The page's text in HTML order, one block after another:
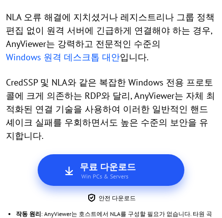
NLA 오류 해결에 지치셨거나 레지스트리나 그룹 정책
편집 없이 원격 서버에 긴급하게 연결해야 하는 경우,
AnyViewer는 강력하고 전문적인 수준의
Windows 원격 데스크톱 대안입니다.
CredSSP 및 NLA와 같은 복잡한 Windows 전용 프로토
콜에 크게 의존하는 RDP와 달리, AnyViewer는 자체 최
적화된 연결 기술을 사용하여 이러한 일반적인 핸드
셰이크 실패를 우회하면서도 높은 수준의 보안을 유
지합니다.
무료 다운로드
Win PCs & Servers
안전 다운로드
작동 원리: AnyViewer는 호스트에서 NLA를 구성할 필요가 없습니다. 타원 곡